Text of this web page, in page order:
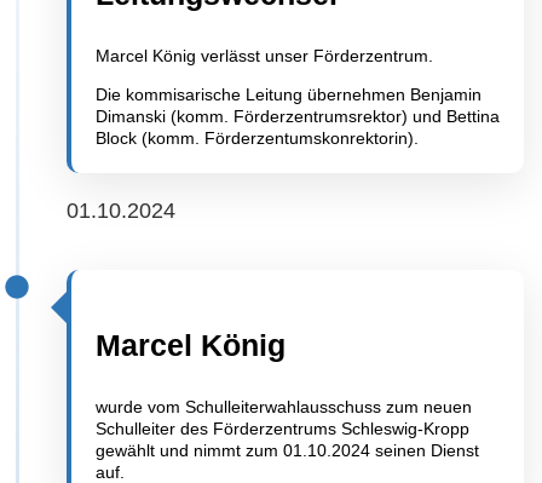
Marcel König verlässt unser Förderzentrum.
Die kommisarische Leitung übernehmen Benjamin
Dimanski (komm. Förderzentrumsrektor) und Bettina
Block (komm. Förderzentumskonrektorin).
01.10.2024
Marcel König
wurde vom Schulleiterwahlausschuss zum neuen
Schulleiter des Förderzentrums Schleswig-Kropp
gewählt und nimmt zum 01.10.2024 seinen Dienst
auf.